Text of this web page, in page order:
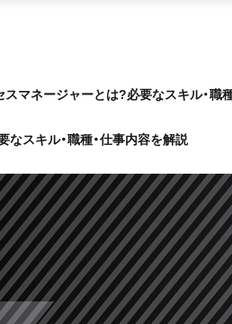
マネージャーとは?必要なスキル・職
スキル・職種・仕事内容を解説